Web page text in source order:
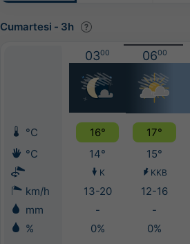
Cumartesi - 3h
0300 0600
°C 16° 17°
°C
14° 15°
K KKB
km/h 13-20 12-16
mm
- -
%
0% 0%